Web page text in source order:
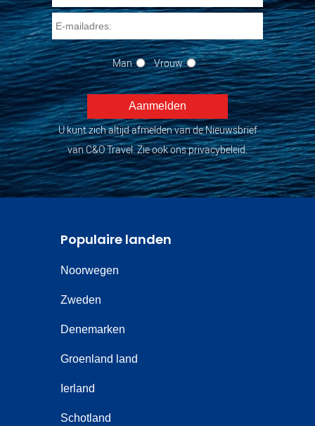
Man Vrouw
U kunt zich altijd afmelden van de Nieuwsbrief
van C&O Travel. Zie ook ons privacybeleid.
Populaire landen
Noorwegen
Zweden
Denemarken
Groenland land
Ierland
Schotland